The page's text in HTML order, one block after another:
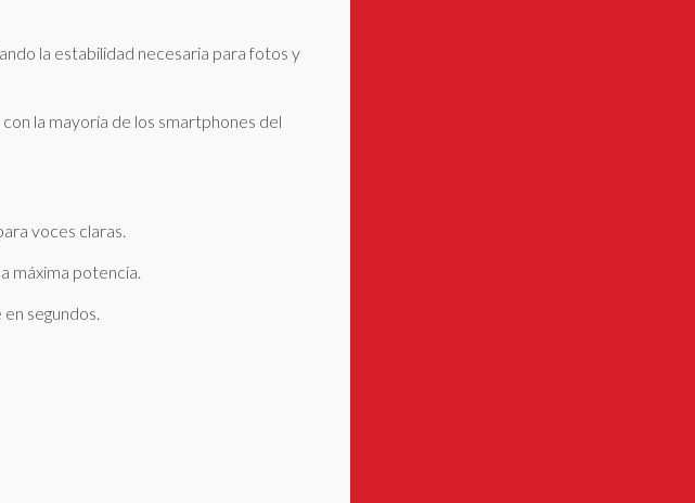
la estabilidad necesaria para fotos y
la mayoría de los smartphones del
voces claras.
máxima potencia.
segundos.